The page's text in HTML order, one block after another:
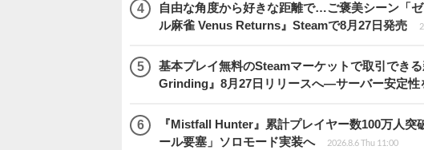
自由な角度から好きな距離で…ご褒美シーン「
ル麻雀 Venus Returns』Steamで8月27日発売
基本プレイ無料のSteamマーケットで取引でき
Grinding』8月27日リリースへ―サーバー安定性
『Mistfall Hunter』累計プレイヤー数100万人
ール要塞」ソロモード実装へ
2026.8.6 Thu 11:00